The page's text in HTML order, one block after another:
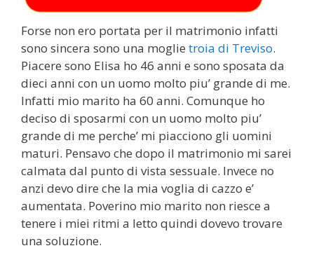
Forse non ero portata per il matrimonio infatti
sono sincera sono una moglie troia di Treviso.
Piacere sono Elisa ho 46 anni e sono sposata da
dieci anni con un uomo molto piu’ grande di me.
Infatti mio marito ha 60 anni. Comunque ho
deciso di sposarmi con un uomo molto piu’
grande di me perche’ mi piacciono gli uomini
maturi. Pensavo che dopo il matrimonio mi sarei
calmata dal punto di vista sessuale. Invece no
anzi devo dire che la mia voglia di cazzo e’
aumentata. Poverino mio marito non riesce a
tenere i miei ritmi a letto quindi dovevo trovare
una soluzione.